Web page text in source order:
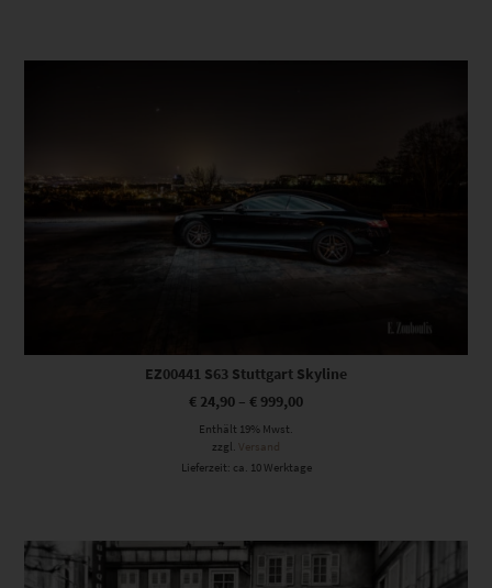
Dieses Produkt weist mehrere Varianten auf. Die Optionen können auf der Produktseite gewählt werden
EZ00441 S63 Stuttgart Skyline
€ 24,90 – € 999,00
Enthält 19% Mwst.
zzgl. Versand
Lieferzeit: ca. 10 Werktage
Dieses Produkt weist mehrere Varianten auf. Die Optionen können auf der Produktseite gewählt werden